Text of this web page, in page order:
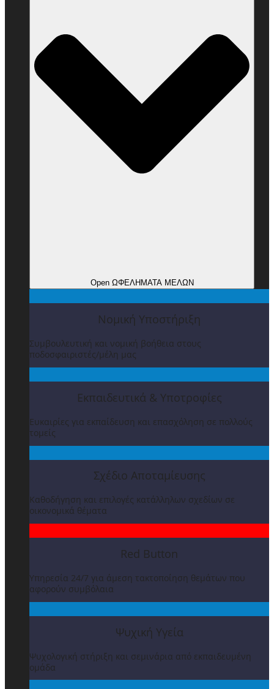
Open ΩΦΕΛΗΜΑΤΑ ΜΕΛΩΝ
Νομική Υποστήριξη
Συμβουλευτική και νομική βοήθεια στους
ποδοσφαιριστές/μέλη μας
Εκπαιδευτικά & Υποτροφίες
Ευκαιρίες για εκπαίδευση και επασχόληση σε πολλούς
τομείς
Σχέδιο Αποταμίευσης
Καθοδήγηση και επιλογές κατάλληλων σχεδίων σε
οικονομικά θέματα
Red Button
Υπηρεσία 24/7 για άμεση τακτοποίηση θεμάτων που
αφορούν συμβόλαια
Ψυχική Υγεία
Ψυχολογική στήριξη και σεμινάρια από εκπαιδευμένη
ομάδα